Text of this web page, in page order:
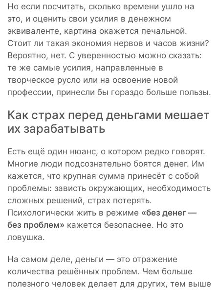
Но если посчитать, сколько времени ушло на
это, и оценить свои усилия в денежном
эквиваленте, картина окажется печальной.
Стоит ли такая экономия нервов и часов жизни?
Вероятно, нет. С уверенностью можно сказать:
те же самые усилия, направленные в
творческое русло или на освоение новой
профессии, принесли бы гораздо больше пользы.
Как страх перед деньгами мешает
их зарабатывать
Есть ещё один нюанс, о котором редко говорят.
Многие люди подсознательно боятся денег. Им
кажется, что крупная сумма принесёт с собой
проблемы: зависть окружающих, необходимость
сложных решений, страх потерять.
Психологически жить в режиме «без денег —
без проблем» кажется безопаснее. Но это
ловушка.
На самом деле, деньги — это отражение
количества решённых проблем. Чем больше
полезного человек делает для других, тем выше